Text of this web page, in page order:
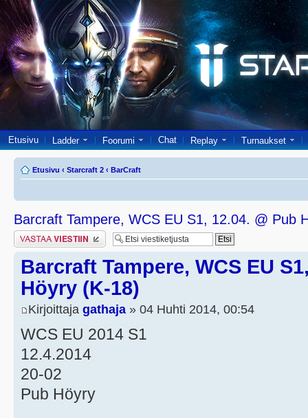
Etusivu Ladder Foorumi Chat Replay Turnaukset
Etusivu ‹ Starcraft 2 ‹ BarCraft
Barcraft Tampere, WCS EU S1, 12.04. @ Pub
Lähetä vastaus
Barcraft Tampere, WCS EU
Höyry (K-18)
Kirjoittaja gathaja » 04 Huhti 2014, 00:54
WCS EU 2014 S1
12.4.2014
20-02
Pub Höyry